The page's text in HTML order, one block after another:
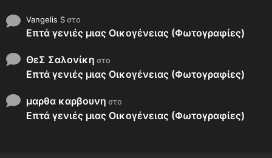
Vangelis Sστο
Επτά γενιές μιας Οικογένειας (Φωτογραφίες)
ΘεΣ Σαλονίκη στο
Επτά γενιές μιας Οικογένειας (Φωτογραφίες)
μαρθα καρβουνη στο
Επτά γενιές μιας Οικογένειας (Φωτογραφίες)